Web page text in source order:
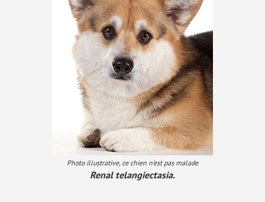
VERS LE SITE SCC.ASSO.FR
Photo illustrative, ce chien n’est pas malade
Renal telangiectasia.